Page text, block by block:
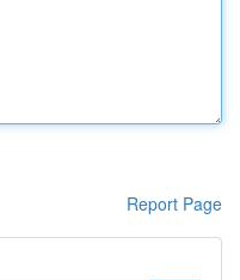
Report Page